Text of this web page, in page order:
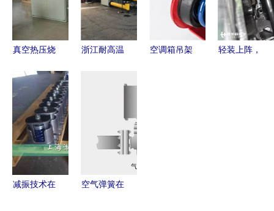
制品整切机
与空气弹簧
热压平板机
决方案
越产品效果
图
真空热压烧
弹簧热压平
板机 原理
与结构探析
浙江耐高温
弹簧热压平
空调箱吊架
轻装上阵，
减振技术在
空气弹簧在